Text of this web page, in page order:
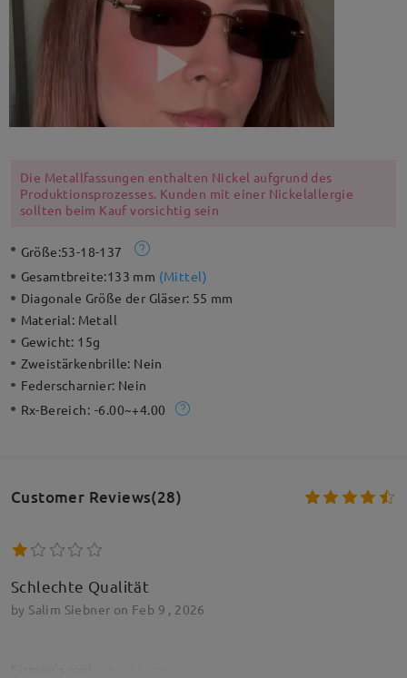
Die Metallfassungen enthalten Nickel aufgrund des
Produktionsprozesses. Kunden mit einer Nickelallergie
sollten beim Kauf vorsichtig sein
Größe:53-18-137
Gesamtbreite:133 mm (Mittel)
Diagonale Größe der Gläser: 55 mm
Material: Metall
Gewicht: 15g
Zweistärkenbrille: Nein
Federscharnier: Nein
Rx-Bereich: -6.00~+4.00
Customer Reviews(28)
Schlechte Qualität
by Salim Siebner on Feb 9 , 2026